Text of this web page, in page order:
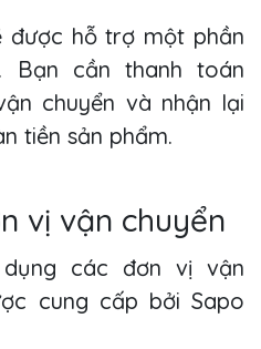
được hỗ trợ một phần
Bạn cần thanh toán
chuyển và nhận lại
tiền sản phẩm.
vị vận chuyển
các đơn vị vận
cung cấp bởi Sapo